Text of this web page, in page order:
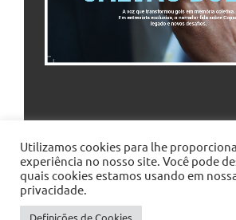
Utilizamos cookies para lhe
experiência no nosso site. Você pode
quais cookies estamos usando em
privacidade.
Definições de Cookies